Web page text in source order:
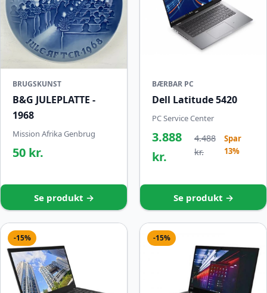
BRUGSKUNST
B&G JULEPLATTE -
1968
Mission Afrika Genbrug
50 kr.
Se produkt →
BÆRBAR PC
Dell Latitude 5420
PC Service Center
3.888
kr.
4.488
kr.
Spar
13%
Se produkt →
-15% -15%